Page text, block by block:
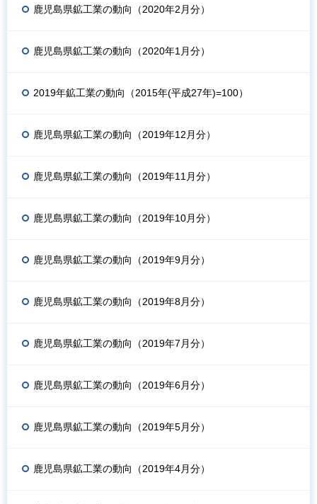
鹿児島県鉱工業の動向（2020年2月分）
鹿児島県鉱工業の動向（2020年1月分）
2019年鉱工業の動向（2015年(平成27年)=100）
鹿児島県鉱工業の動向（2019年12月分）
鹿児島県鉱工業の動向（2019年11月分）
鹿児島県鉱工業の動向（2019年10月分）
鹿児島県鉱工業の動向（2019年9月分）
鹿児島県鉱工業の動向（2019年8月分）
鹿児島県鉱工業の動向（2019年7月分）
鹿児島県鉱工業の動向（2019年6月分）
鹿児島県鉱工業の動向（2019年5月分）
鹿児島県鉱工業の動向（2019年4月分）